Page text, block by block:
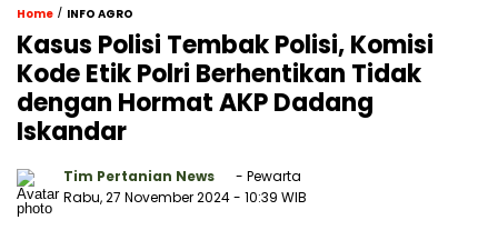
Home / INFO AGRO
Kasus Polisi Tembak Polisi, Komisi
Kode Etik Polri Berhentikan Tidak
dengan Hormat AKP Dadang
Iskandar
Tim Pertanian News
- Pewarta
Rabu, 27 November 2024- 10:39 WIB